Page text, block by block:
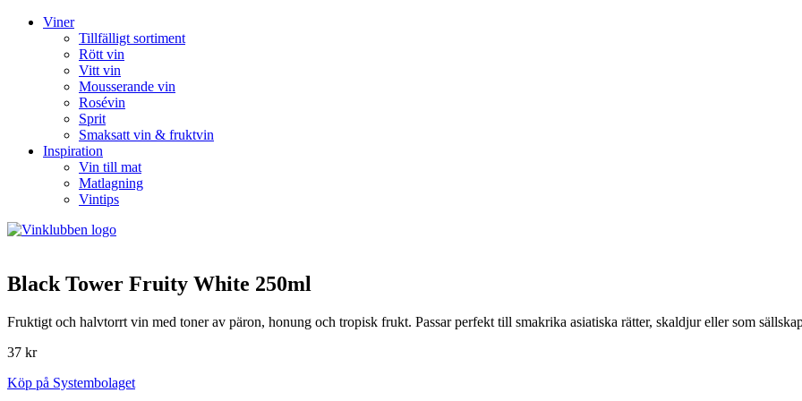
Viner
Tillfälligt sortiment
Rött vin
Vitt vin
Mousserande vin
Rosévin
Sprit
Smaksatt vin & fruktvin
Inspiration
Vin till mat
Matlagning
Vintips
Black Tower Fruity White 250ml
Fruktigt och halvtorrt vin med toner av päron, honung och tropisk frukt. Passar perfekt till smakrika asiatiska rätter, skaldjur eller som
37 kr
Köp på Systembolaget